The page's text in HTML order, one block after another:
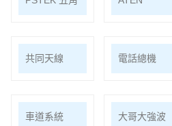
共同天線 電話總機
車道系統
大哥大強波